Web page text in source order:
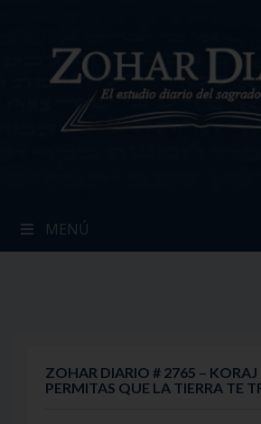
MENÚ
ZOHAR DIARIO # 2765 – KORAJ
PERMITAS QUE LA TIERRA TE